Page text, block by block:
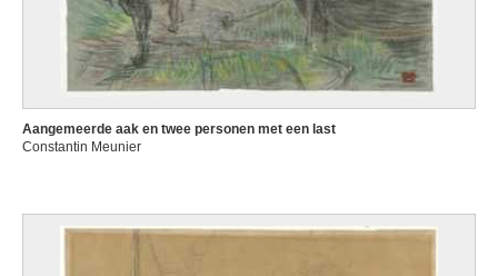
Aangemeerde aak en twee personen met een last
Constantin Meunier